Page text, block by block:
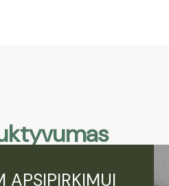
APSIPIRKIMUI